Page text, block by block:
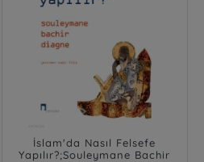
İslam'da Nasıl Felsefe
Yapılır?;Souleymane Bachir